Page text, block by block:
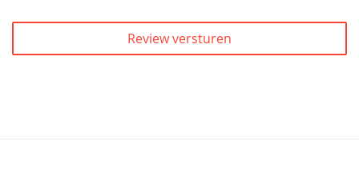
Review versturen